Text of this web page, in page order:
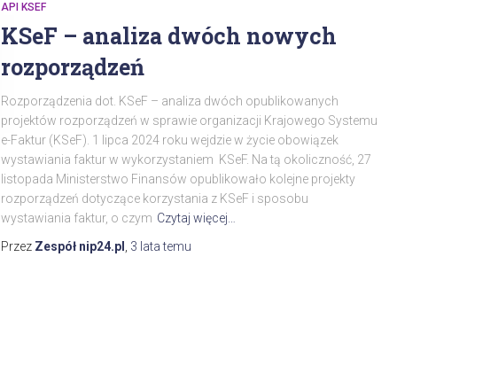
API KSEF
KSeF – analiza dwóch nowych
rozporządzeń
Rozporządzenia dot. KSeF – analiza dwóch opublikowanych
projektów rozporządzeń w sprawie organizacji Krajowego Systemu
e-Faktur (KSeF). 1 lipca 2024 roku wejdzie w życie obowiązek
wystawiania faktur w wykorzystaniem KSeF. Na tą okoliczność, 27
listopada Ministerstwo Finansów opublikowało kolejne projekty
rozporządzeń dotyczące korzystania z KSeF i sposobu
wystawiania faktur, o czym Czytaj więcej…
Przez Zespół nip24.pl 3 latatemu